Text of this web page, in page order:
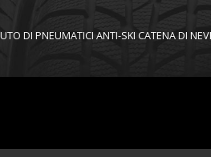
DI PNEUMATICI ANTI-SKI CATENA DI